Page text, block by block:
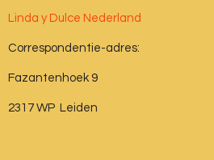
Linda y Dulce Nederland
Correspondentie-adres:
Fazantenhoek 9
2317 WP Leiden